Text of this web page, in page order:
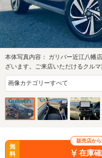
本体写真内容： ガリバー近江八幡
ざいます。ご来店いただけるクル
の販売とな…
販売店か
無
料
在庫